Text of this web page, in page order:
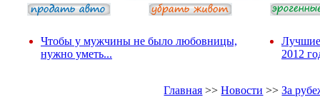
Чтобы у мужчины не было любовницы,
нужно уметь...
Лучшие
2012
Главная >>Новости >>За